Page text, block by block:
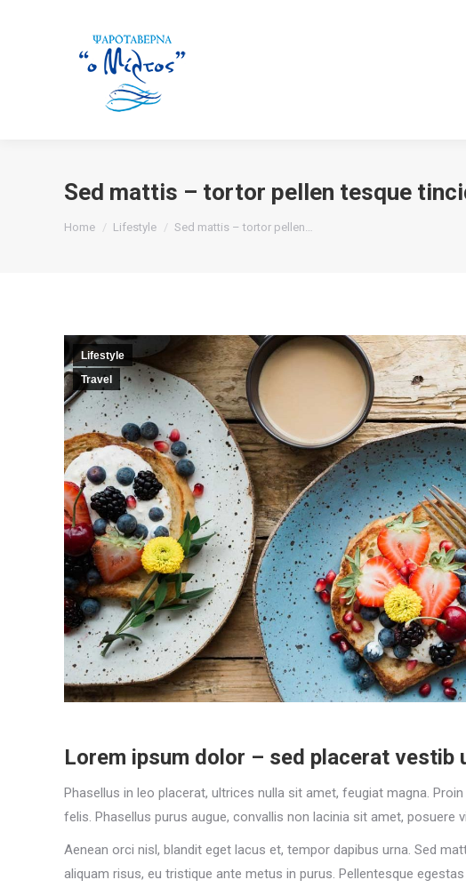
Sed mattis – tortor pellen tesque
You are here:
Home Lifestyle Sed mattis – tortor pellen…
Lifestyle
Travel
Lorem ipsum dolor – sed placerat vestib
Phasellus in leo placerat, ultrices nulla sit amet, feugiat magna.
felis. Phasellus purus augue, convallis non lacinia sit amet, posuere
Aenean orci nisl, blandit eget lacus et, tempor dapibus urna. Sed
aliquam risus, eu tristique ante metus in purus. Pellentesque